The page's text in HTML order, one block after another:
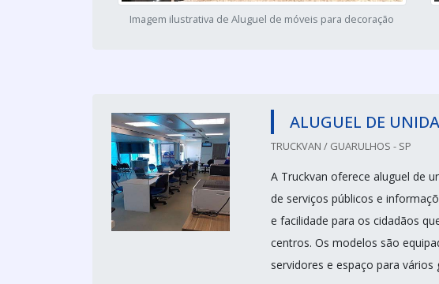
Imagem ilustrativa de Aluguel de móveis para decoração
ALUGUEL DE
TRUCKVAN / GUARULHOS - SP
A Truckvan oferece aluguel de
de serviços públicos e
e facilidade para os cidadãos
centros. Os modelos são
servidores e espaço para vários